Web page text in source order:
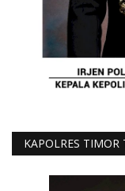
KAPOLRES TIMOR